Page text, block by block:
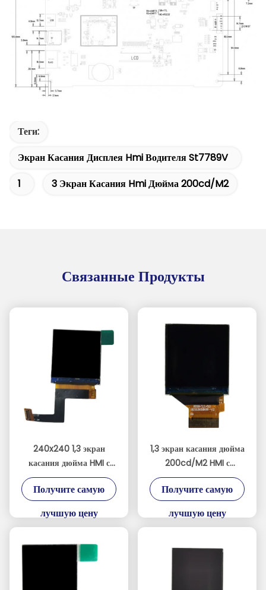
Теги:
Экран Касания Дисплея Hmi Водителя St7789V
1
3 Экран Касания Hmi Дюйма 200cd/m2
Связанные Продукты
240x240 1,3 экран
касания дюйма HMI с
обломоком St7789V
Получите самую
лучшую цену
1,3 экран касания дюйма
200cd/M2 HMI с
интерфейсом SPI
Получите самую
лучшую цену